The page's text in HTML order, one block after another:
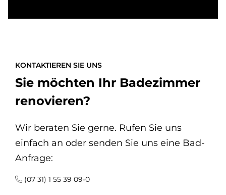
KONTAKTIEREN SIE UNS
Sie möchten Ihr Badezimmer
renovieren?
Wir beraten Sie gerne. Rufen Sie uns
einfach an oder senden Sie uns eine Bad-
Anfrage:
(07 31) 1 55 39 09-0